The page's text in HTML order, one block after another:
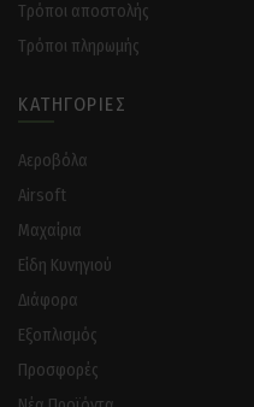
Tρόποι αποστολής
Tρόποι πληρωμής
ΚΑΤΗΓΟΡΊΕΣ
Αεροβόλα
Airsoft
Μαχαίρια
Είδη Κυνηγιού
Διάφορα
Eξοπλισμός
Προσφορές